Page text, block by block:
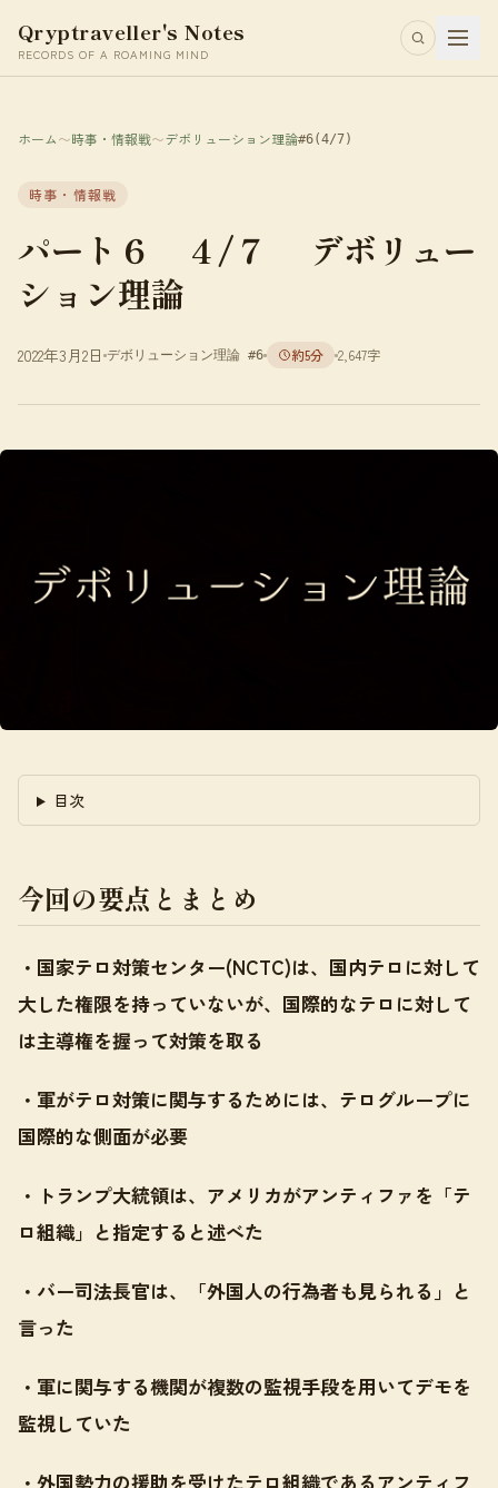
Qryptraveller's Notes
RECORDS OF A ROAMING MIND
ホーム〜時事・情報戦〜デボリューション理論#6(4/7)
時事・情報戦
パート６ ４/７ デボリュー
ション理論
2022年3月2日 デボリューション理論 #6 約5分 2,647字
目次
今回の要点とまとめ
・国家テロ対策センター(NCTC)は、国内テロに対して
大した権限を持っていないが、国際的なテロに対して
は主導権を握って対策を取る
・軍がテロ対策に関与するためには、テログループに
国際的な側面が必要
・トランプ大統領は、アメリカがアンティファを「テ
ロ組織」と指定すると述べた
・バー司法長官は、「外国人の行為者も見られる」と
言った
・軍に関与する機関が複数の監視手段を用いてデモを
監視していた
・外国勢力の援助を受けたテロ組織であるアンティフ